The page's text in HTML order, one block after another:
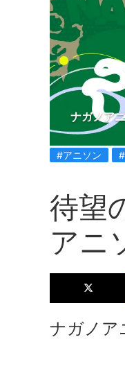
ナガノア
#アニソン
待望
アニ
ナガノア